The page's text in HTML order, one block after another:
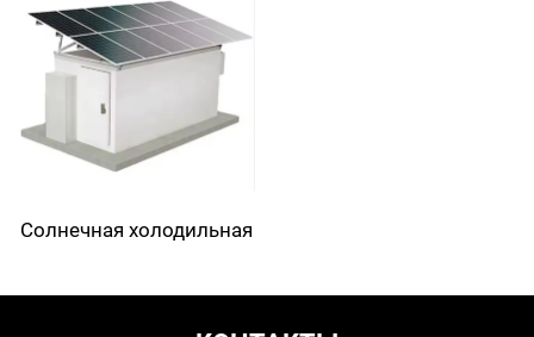
Солнечная холодильная